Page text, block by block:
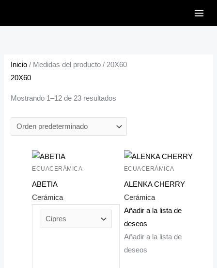
Inicio / Medidas del producto / 20X60
20X60
Mostrando 1–12 de 23 resultados
ECUACERÁMICA
ABETIA
Cerámica
ECUACERÁMICA
ALENKA CHERRY
Cerámica
Añadir a la lista de
deseos
Añadir a la lista de
deseos